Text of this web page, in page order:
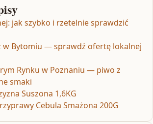
jak szybko i rzetelnie sprawdzić
w Bytomiu — sprawdź ofertę lokalnej
Rynku w Poznaniu — piwo z
smaki
Suszona 1,6KG
Cebula Smażona 200G